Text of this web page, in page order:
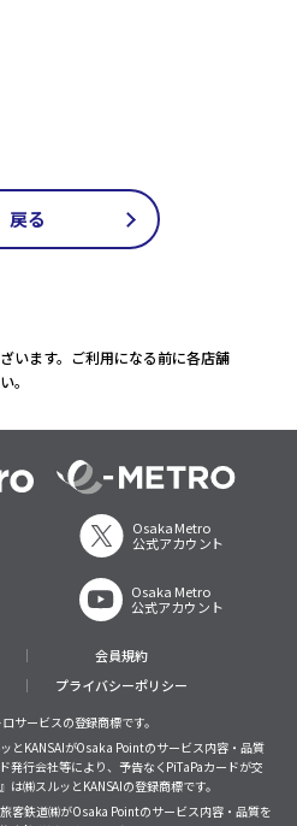
戻る
います。ご利用になる前に各店舗
。
Osaka Metro
公式アカウント
Osaka Metro
公式アカウント
会員規約
プライバシーポリシー
サービスの登録商標です。
とKANSAIがOsaka Pointのサービス内容・品質
発行会社等により、予告なくPiTaPaカードが交
㈱スルッとKANSAIの登録商標です。
客鉄道㈱がOsaka Pointのサービス内容・品質を